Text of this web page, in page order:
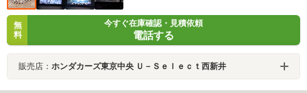
無
料
今すぐ在庫確認・見積依頼
電話する
販売店： ホンダカーズ東京中央 Ｕ－Ｓｅｌｅｃｔ西新井